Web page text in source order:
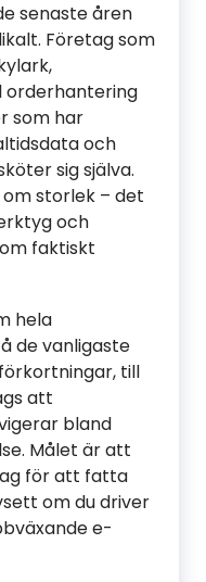
senaste åren
Företag som
orderhantering
som har
och
sig själva.
storlek – det
och
faktiskt
hela
de vanligaste
till
att
bland
Målet är att
för att fatta
om du driver
e-